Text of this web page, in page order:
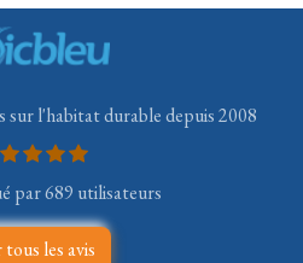
sur l'habitat durable depuis 2008
par 689 utilisateurs
les avis